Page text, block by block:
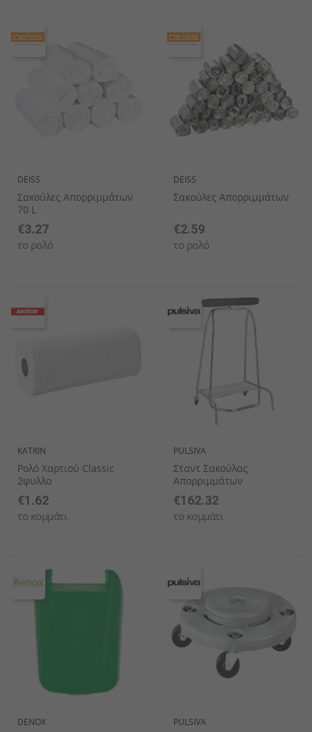
DEISS
Σακούλες Απορριμμάτων
70 L
€3.27
το ρολό
DEISS
Σακούλες Απορριμμάτων
€2.59
το ρολό
KATRIN
Ρολό Χαρτιού Classic
2φυλλο
€1.62
το κομμάτι
PULSIVA
Σταντ Σακούλας
Απορριμμάτων
€162.32
το κομμάτι
DENOX PULSIVA